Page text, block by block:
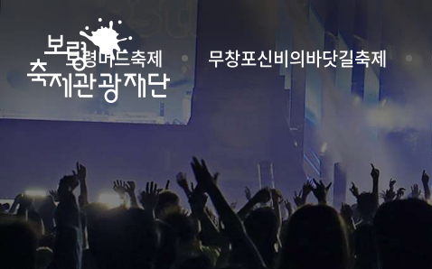
보령머드축제 무창포신비의바닷길축제